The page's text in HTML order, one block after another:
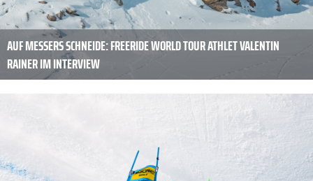
AUF MESSERS SCHNEIDE: FREERIDE WORLD TOUR ATHLET VALENTIN
RAINER IM INTERVIEW